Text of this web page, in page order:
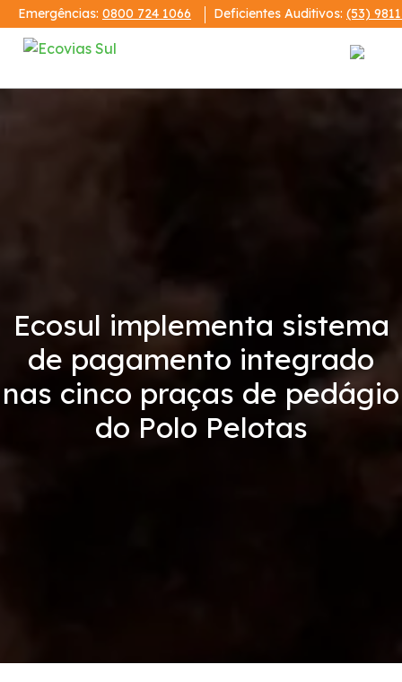
Emergências: 0800 724 1066 Deficientes Auditivos: (53)
Demonstrações Financeiras
Código de Conduta
Condições da Via
Ecosul implementa sistema
de pagamento integrado
nas cinco praças de pedágio
do Polo Pelotas